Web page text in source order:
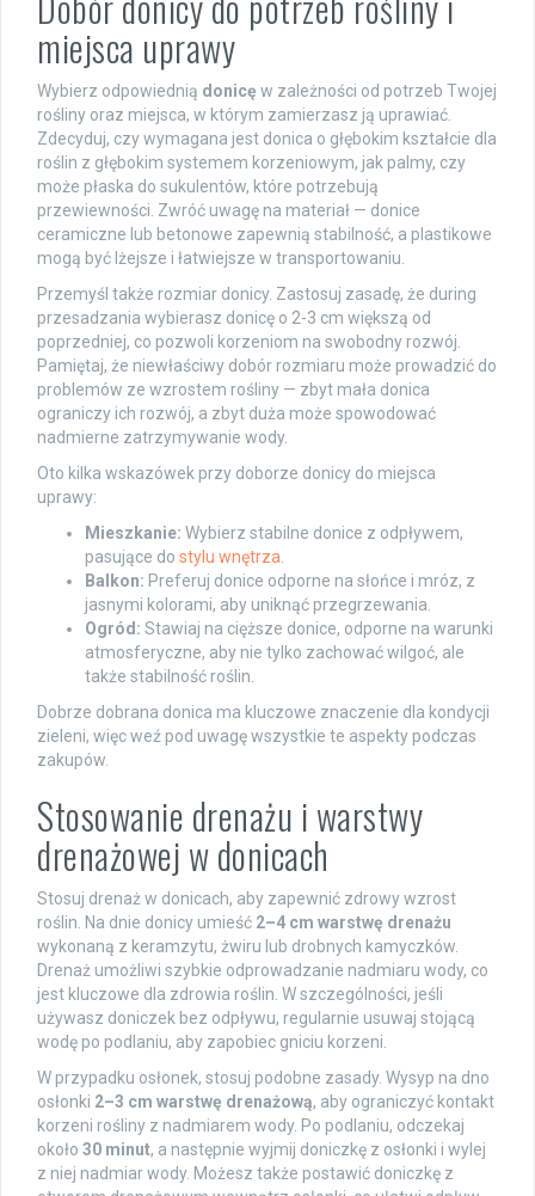
miejsca uprawy
Wybierz odpowiednią donicę w zależności od potrzeb Twojej
rośliny oraz miejsca, w którym zamierzasz ją uprawiać.
Zdecyduj, czy wymagana jest donica o głębokim kształcie dla
roślin z głębokim systemem korzeniowym, jak palmy, czy
może płaska do sukulentów, które potrzebują
przewiewności. Zwróć uwagę na materiał — donice
ceramiczne lub betonowe zapewnią stabilność, a plastikowe
mogą być lżejsze i łatwiejsze w transportowaniu.
Przemyśl także rozmiar donicy. Zastosuj zasadę, że during
przesadzania wybierasz donicę o 2-3 cm większą od
poprzedniej, co pozwoli korzeniom na swobodny rozwój.
Pamiętaj, że niewłaściwy dobór rozmiaru może prowadzić do
problemów ze wzrostem rośliny — zbyt mała donica
ograniczy ich rozwój, a zbyt duża może spowodować
nadmierne zatrzymywanie wody.
Oto kilka wskazówek przy doborze donicy do miejsca
uprawy:
Mieszkanie: Wybierz stabilne donice z odpływem,
pasujące do stylu wnętrza.
Balkon: Preferuj donice odporne na słońce i mróz, z
jasnymi kolorami, aby uniknąć przegrzewania.
Ogród: Stawiaj na cięższe donice, odporne na warunki
atmosferyczne, aby nie tylko zachować wilgoć, ale
także stabilność roślin.
Dobrze dobrana donica ma kluczowe znaczenie dla kondycji
zieleni, więc weź pod uwagę wszystkie te aspekty podczas
zakupów.
Stosowanie drenażu i warstwy
drenażowej w donicach
Stosuj drenaż w donicach, aby zapewnić zdrowy wzrost
roślin. Na dnie donicy umieść 2–4 cm warstwę drenażu
wykonaną z keramzytu, żwiru lub drobnych kamyczków.
Drenaż umożliwi szybkie odprowadzanie nadmiaru wody, co
jest kluczowe dla zdrowia roślin. W szczególności, jeśli
używasz doniczek bez odpływu, regularnie usuwaj stojącą
wodę po podlaniu, aby zapobiec gniciu korzeni.
W przypadku osłonek, stosuj podobne zasady. Wysyp na dno
osłonki 2–3 cm warstwę drenażową, aby ograniczyć kontakt
korzeni rośliny z nadmiarem wody. Po podlaniu, odczekaj
około 30 minut, a następnie wyjmij doniczkę z osłonki i wylej
z niej nadmiar wody. Możesz także postawić doniczkę z